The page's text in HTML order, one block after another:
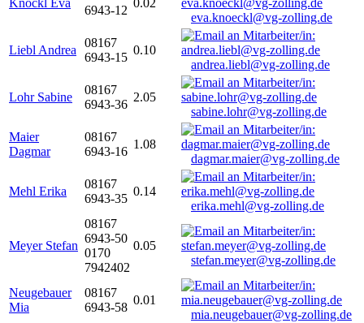
Knöckl Eva
6943-12
0.02
eva.knoeckl@vg-zolling.de
Liebl Andrea
08167
6943-15
0.10
andrea.liebl@vg-zolling.de
Lohr Sabine
08167
6943-36
2.05
sabine.lohr@vg-zolling.de
Maier
Dagmar
08167
6943-16
1.08
dagmar.maier@vg-zolling.de
Mehl Erika
08167
6943-35
0.14
erika.mehl@vg-zolling.de
Meyer Stefan
08167
6943-50
0170
7942402
0.05
stefan.meyer@vg-zolling.de
Neugebauer
Mia
08167
6943-58
0.01
mia.neugebauer@vg-zolling.de